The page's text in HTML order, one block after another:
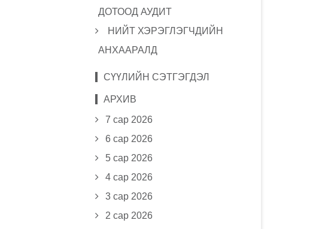
ДОТООД АУДИТ
НИЙТ ХЭРЭГЛЭГЧДИЙН
АНХААРАЛД
СҮҮЛИЙН СЭТГЭГДЭЛ
АРХИВ
7 сар 2026
6 сар 2026
5 сар 2026
4 сар 2026
3 сар 2026
2 сар 2026